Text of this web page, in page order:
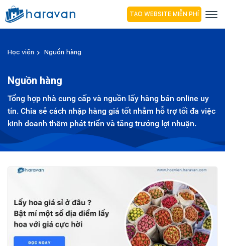
TẠO WEBSITE MIỄN PHÍ
Học viện Nguồn hàng
Nguồn hàng
Tổng hợp nhà cung cấp và nguồn lấy hàng bán online uy
tín. Chia sẻ cách nhập hàng giá tốt nhằm hỗ trợ tối đa việc
kinh doanh thêm phát triển và tăng trưởng lợi nhuận.